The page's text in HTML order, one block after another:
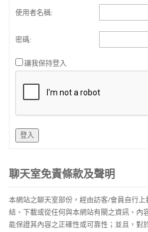
使用者名稱:
密碼:
讓我保持登入
登入
聊天室免責條款及聲明
本網站之聊天室部份，經由訪客/會員自行
結、下載或從任何與本網站有關之資訊、內
能保證其內容之正確性或可靠性；並且，對